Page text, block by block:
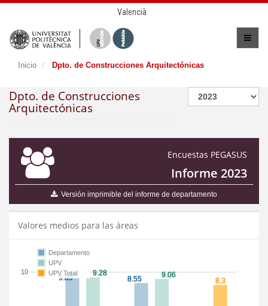
Valencià
Inicio Dpto. de Construcciones Arquitectónicas
Dpto. de Construcciones
Arquitectónicas
Encuestas PEGASUS
Informe 2023
Versión imprimible del informe de departamento
Valores medios para las áreas
10
Departamento
UPV
UPV Total